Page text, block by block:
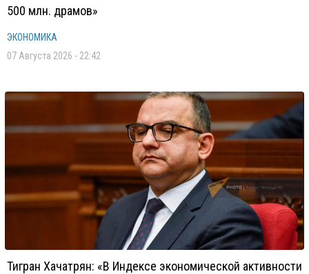
500 млн. драмов»
ЭКОНОМИКА
07 Августа 2026 - 22:42
Тигран Хачатрян: «В Индексе экономической активности